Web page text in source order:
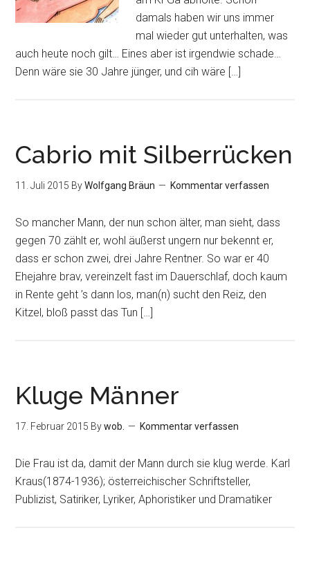
damals haben wir uns immer
mal wieder gut unterhalten, was
auch heute noch gilt… Eines aber ist irgendwie schade…
Denn wäre sie 30 Jahre jünger, und cih wäre […]
Cabrio mit Silberrücken
11. Juli 2015 ByWolfgang Bräun Kommentar verfassen
So mancher Mann, der nun schon älter, man sieht, dass
gegen 70 zählt er, wohl äußerst ungern nur bekennt er,
dass er schon zwei, drei Jahre Rentner. So war er 40
Ehejahre brav, vereinzelt fast im Dauerschlaf, doch kaum
in Rente geht ’s dann los, man(n) sucht den Reiz, den
Kitzel, bloß passt das Tun […]
Kluge Männer
17. Februar 2015 Bywob. Kommentar verfassen
Die Frau ist da, damit der Mann durch sie klug werde. Karl
Kraus(1874-1936); österreichischer Schriftsteller,
Publizist, Satiriker, Lyriker, Aphoristiker und Dramatiker